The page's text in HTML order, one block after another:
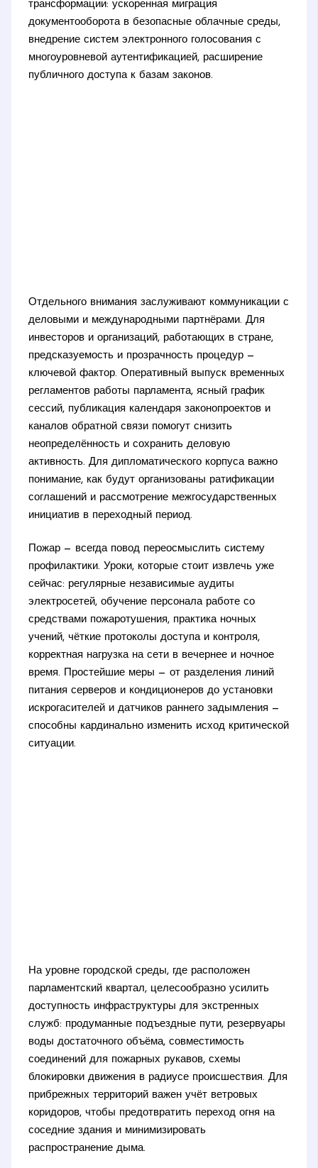
трансформации: ускоренная миграция
документооборота в безопасные облачные среды,
внедрение систем электронного голосования с
многоуровневой аутентификацией, расширение
публичного доступа к базам законов.
Отдельного внимания заслуживают коммуникации с
деловыми и международными партнёрами. Для
инвесторов и организаций, работающих в стране,
предсказуемость и прозрачность процедур —
ключевой фактор. Оперативный выпуск временных
регламентов работы парламента, ясный график
сессий, публикация календаря законопроектов и
каналов обратной связи помогут снизить
неопределённость и сохранить деловую
активность. Для дипломатического корпуса важно
понимание, как будут организованы ратификации
соглашений и рассмотрение межгосударственных
инициатив в переходный период.
Пожар — всегда повод переосмыслить систему
профилактики. Уроки, которые стоит извлечь уже
сейчас: регулярные независимые аудиты
электросетей, обучение персонала работе со
средствами пожаротушения, практика ночных
учений, чёткие протоколы доступа и контроля,
корректная нагрузка на сети в вечернее и ночное
время. Простейшие меры — от разделения линий
питания серверов и кондиционеров до установки
искрогасителей и датчиков раннего задымления —
способны кардинально изменить исход критической
ситуации.
На уровне городской среды, где расположен
парламентский квартал, целесообразно усилить
доступность инфраструктуры для экстренных
служб: продуманные подъездные пути, резервуары
воды достаточного объёма, совместимость
соединений для пожарных рукавов, схемы
блокировки движения в радиусе происшествия. Для
прибрежных территорий важен учёт ветровых
коридоров, чтобы предотвратить переход огня на
соседние здания и минимизировать
распространение дыма.